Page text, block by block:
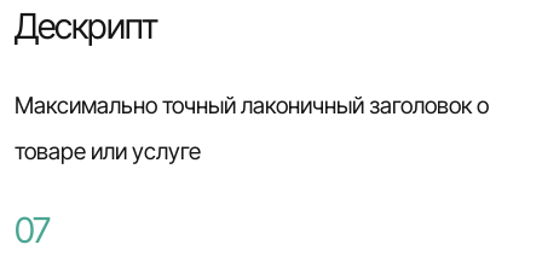
Дескрипт
Максимально точный лаконичный заголовок о
товаре или услуге
07